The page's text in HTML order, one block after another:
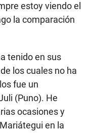
estoy viendo el
la comparación
tenido en sus
los cuales no ha
fue un
(Puno). He
ocasiones y
en la